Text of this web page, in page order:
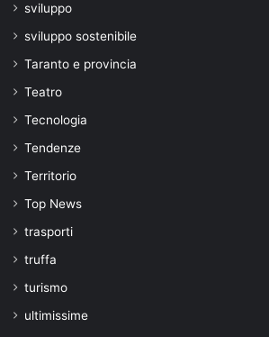
sviluppo
sviluppo sostenibile
Taranto e provincia
Teatro
Tecnologia
Tendenze
Territorio
Top News
trasporti
truffa
turismo
ultimissime